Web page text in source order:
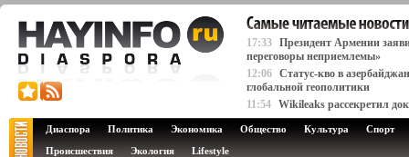
17:33 Президент Армении
переговоры неприемлемы»
12:06 Статус-кво в
глобальной геополитики
11:54 Wikileaks рассекретил
Диаспора Политика Экономика Общество Культура
Спорт
Происшествия
Экология Lifestyle